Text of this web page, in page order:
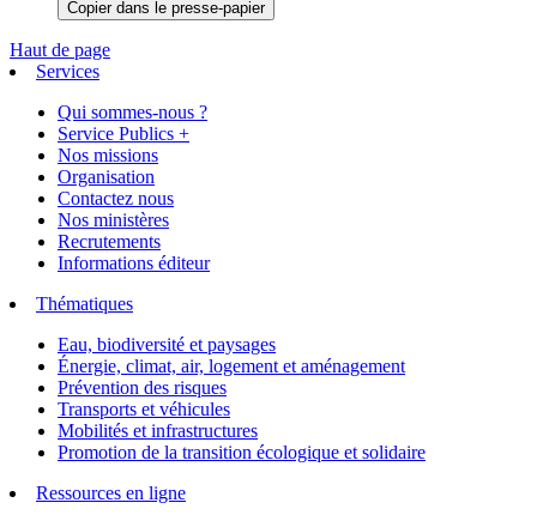
Copier dans le presse-papier
Haut de page
Services
Qui sommes-nous ?
Service Publics +
Nos missions
Organisation
Contactez nous
Nos ministères
Recrutements
Informations éditeur
Thématiques
Eau, biodiversité et paysages
Énergie, climat, air, logement et aménagement
Prévention des risques
Transports et véhicules
Mobilités et infrastructures
Promotion de la transition écologique et solidaire
Ressources en ligne